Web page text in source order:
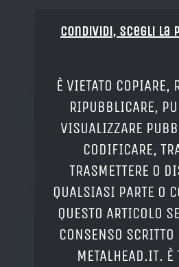
Condividi, Scegli la
È VIETATO COPIARE,
RIPUBBLICARE,
VISUALIZZARE
CODIFICARE,
TRASMETTERE O
QUALSIASI PARTE O
QUESTO ARTICOLO
CONSENSO
METALHEAD.IT. È